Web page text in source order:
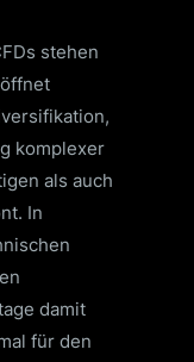
stehen
komplexer
als auch
In
damit
für den